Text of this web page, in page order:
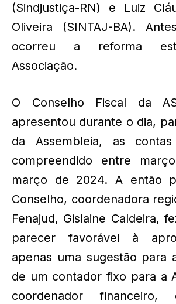
(Sindjustiça-RN) e Luiz
Oliveira (SINTAJ-BA).
ocorreu a reforma
Associação.
O Conselho Fiscal da
apresentou durante o dia,
da Assembleia, as
compreendido entre
março de 2024. A então
Conselho, coordenadora
Fenajud, Gislaine Caldeira,
parecer favorável à
apenas uma sugestão para
de um contador fixo para a
coordenador financeiro,